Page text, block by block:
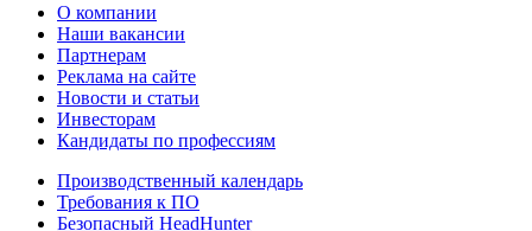
О компании
Наши вакансии
Партнерам
Реклама на сайте
Новости и статьи
Инвесторам
Кандидаты по профессиям
Производственный календарь
Требования к ПО
Безопасный HeadHunter